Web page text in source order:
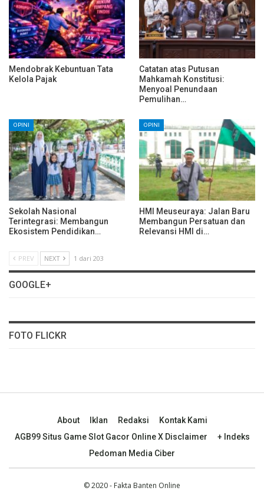
Mendobrak Kebuntuan Tata
Kelola Pajak
Catatan atas Putusan
Mahkamah Konstitusi:
Menyoal Penundaan
Pemulihan…
OPINI
Sekolah Nasional
Terintegrasi: Membangun
Ekosistem Pendidikan…
OPINI
HMI Meuseuraya: Jalan Baru
Membangun Persatuan dan
Relevansi HMI di…
PREV NEXT 1 dari 203
GOOGLE+
FOTO FLICKR
About Iklan Redaksi
Kontak Kami
AGB99 Situs Game Slot Gacor Online X Disclaimer
+ Indeks
Pedoman Media Ciber
© 2020 - Fakta Banten Online